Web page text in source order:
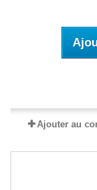
Ajouter au